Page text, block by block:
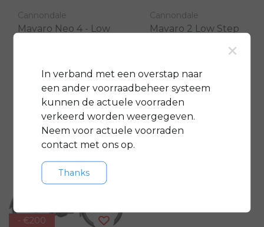
Cannondale
Mavaro Neo 4 - Low
€2.999,00 €3.499,00
Vergelijk
Cannondale
Mavaro 2 Low Step
€4.999,00
Vergelijk
- €200
×
In verband met een overstap naar
een ander voorraadbeheer systeem
kunnen de actuele voorraden
verkeerd worden weergegeven.
Neem voor actuele voorraden
contact met ons op.
Thanks